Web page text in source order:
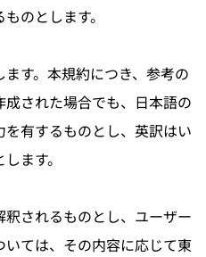
のとします。
す。本規約につき、参考の
された場合でも、日本語の
有するものとし、英訳はい
ます。
されるものとし、ユーザー
ては、その内容に応じて東